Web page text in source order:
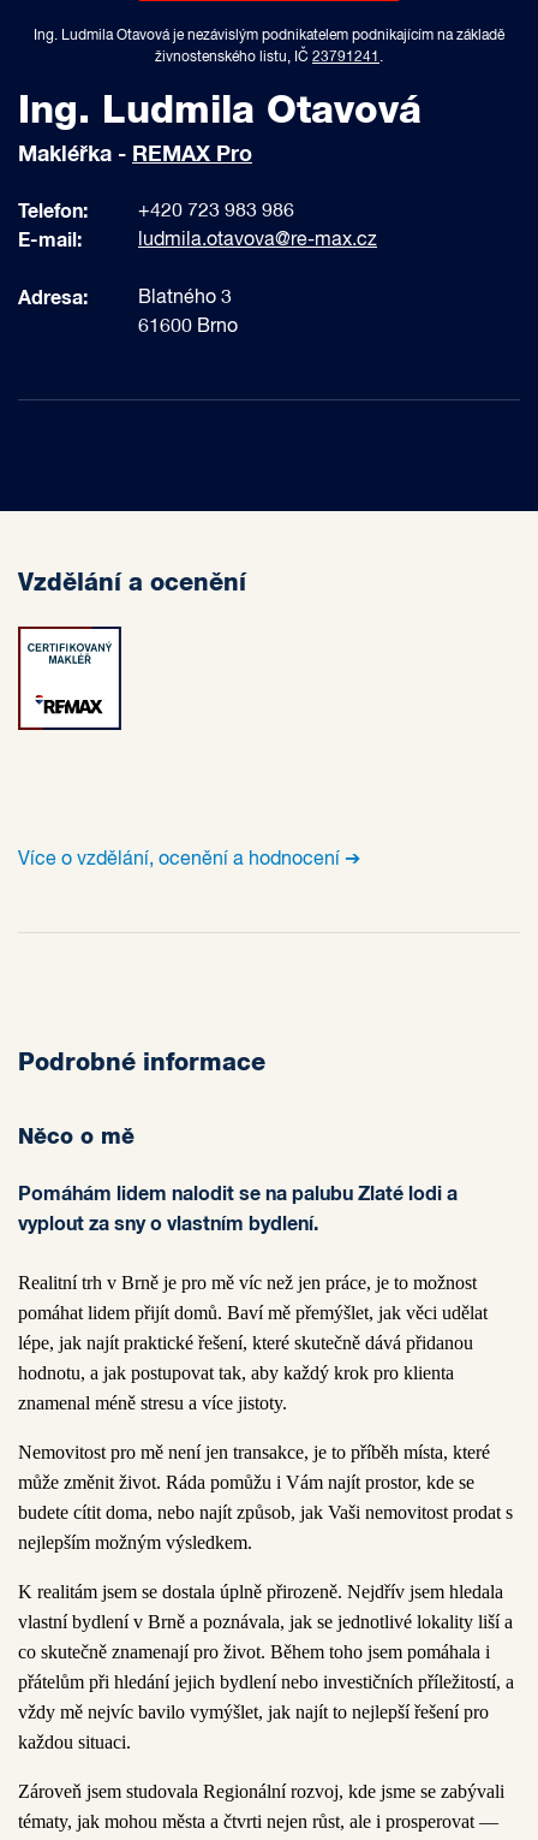
Ing. Ludmila Otavová je nezávislým podnikatelem podnikajícím na základě
živnostenského listu, IČ 23791241 .
Ing. Ludmila Otavová
Makléřka - REMAX Pro
Telefon:
+420 723 983 986
E-mail:
ludmila.otavova@re-max.cz
Adresa:
Blatného 3
61600 Brno
Vzdělání a ocenění
Více o vzdělání, ocenění a hodnocení ➔
Podrobné informace
Něco o mě
Pomáhám lidem nalodit se na palubu Zlaté lodi a
vyplout za sny o vlastním bydlení.
Realitní trh v Brně je pro mě víc než jen práce, je to možnost
pomáhat lidem přijít domů. Baví mě přemýšlet, jak věci udělat
lépe, jak najít praktické řešení, které skutečně dává přidanou
hodnotu, a jak postupovat tak, aby každý krok pro klienta
znamenal méně stresu a více jistoty.
Nemovitost pro mě není jen transakce, je to příběh místa, které
může změnit život. Ráda pomůžu i Vám najít prostor, kde se
budete cítit doma, nebo najít způsob, jak Vaši nemovitost prodat s
nejlepším možným výsledkem.
K realitám jsem se dostala úplně přirozeně. Nejdřív jsem hledala
vlastní bydlení v Brně a poznávala, jak se jednotlivé lokality liší a
co skutečně znamenají pro život. Během toho jsem pomáhala i
přátelům při hledání jejich bydlení nebo investičních příležitostí, a
vždy mě nejvíc bavilo vymýšlet, jak najít to nejlepší řešení pro
každou situaci.
Zároveň jsem studovala Regionální rozvoj, kde jsme se zabývali
tématy, jak mohou města a čtvrti nejen růst, ale i prosperovat —